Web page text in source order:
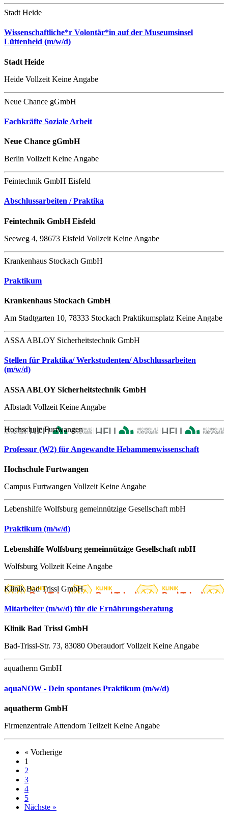
Stadt Heide
Wissenschaftliche*r Volontär*in auf der Museumsinsel
Lüttenheid (m/w/d)
Stadt Heide
Heide Vollzeit Keine Angabe
Neue Chance gGmbH
Fachkräfte Soziale Arbeit
Neue Chance gGmbH
Berlin Vollzeit Keine Angabe
Feintechnik GmbH Eisfeld
Abschlussarbeiten / Praktika
Feintechnik GmbH Eisfeld
Seeweg 4, 98673 Eisfeld Vollzeit Keine Angabe
Krankenhaus Stockach GmbH
Praktikum
Krankenhaus Stockach GmbH
Am Stadtgarten 10, 78333 Stockach Praktikumsplatz Keine Angabe
ASSA ABLOY Sicherheitstechnik GmbH
Stellen für Praktika/ Werkstudenten/ Abschlussarbeiten
(m/w/d)
ASSA ABLOY Sicherheitstechnik GmbH
Albstadt Vollzeit Keine Angabe
Hochschule Furtwangen
Professur (W2) für Angewandte Hebammenwissenschaft
Hochschule Furtwangen
Campus Furtwangen Vollzeit Keine Angabe
Lebenshilfe Wolfsburg gemeinnützige Gesellschaft mbH
Praktikum (m/w/d)
Lebenshilfe Wolfsburg gemeinnützige Gesellschaft mbH
Wolfsburg Vollzeit Keine Angabe
Klinik Bad Trissl GmbH
Mitarbeiter (m/w/d) für die Ernährungsberatung
Klinik Bad Trissl GmbH
Bad-Trissl-Str. 73, 83080 OberaudorfVollzeit Keine Angabe
aquatherm GmbH
aquaNOW - Dein spontanes Praktikum (m/w/d)
aquatherm GmbH
Firmenzentrale Attendorn Teilzeit Keine Angabe
« Vorherige
1
2
3
4
5
Nächste »